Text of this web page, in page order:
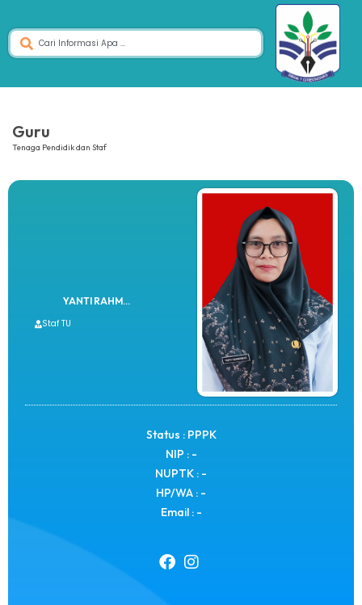
Guru
Tenaga Pendidik dan Staf
YANTI RAHM...
Staf TU
Status : PPPK
NIP : -
NUPTK : -
HP/WA : -
Email : -